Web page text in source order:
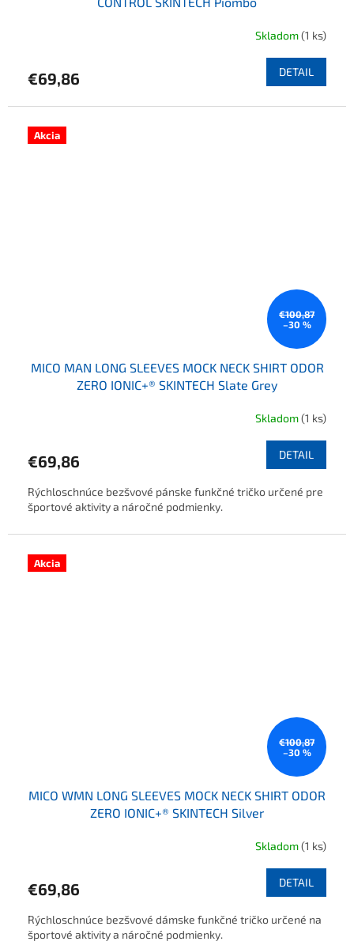
Skladom(1 ks)
€69,86 DETAIL
Akcia
€100,87
–30 %
MICO MAN LONG SLEEVES MOCK NECK SHIRT ODOR
ZERO IONIC+® SKINTECH Slate Grey
Skladom(1 ks)
€69,86 DETAIL
Rýchloschnúce bezšvové pánske funkčné tričko určené pre
športové aktivity a náročné podmienky.
Akcia
€100,87
–30 %
MICO WMN LONG SLEEVES MOCK NECK SHIRT ODOR
ZERO IONIC+® SKINTECH Silver
Skladom(1 ks)
€69,86 DETAIL
Rýchloschnúce bezšvové dámske funkčné tričko určené na
športové aktivity a náročné podmienky.